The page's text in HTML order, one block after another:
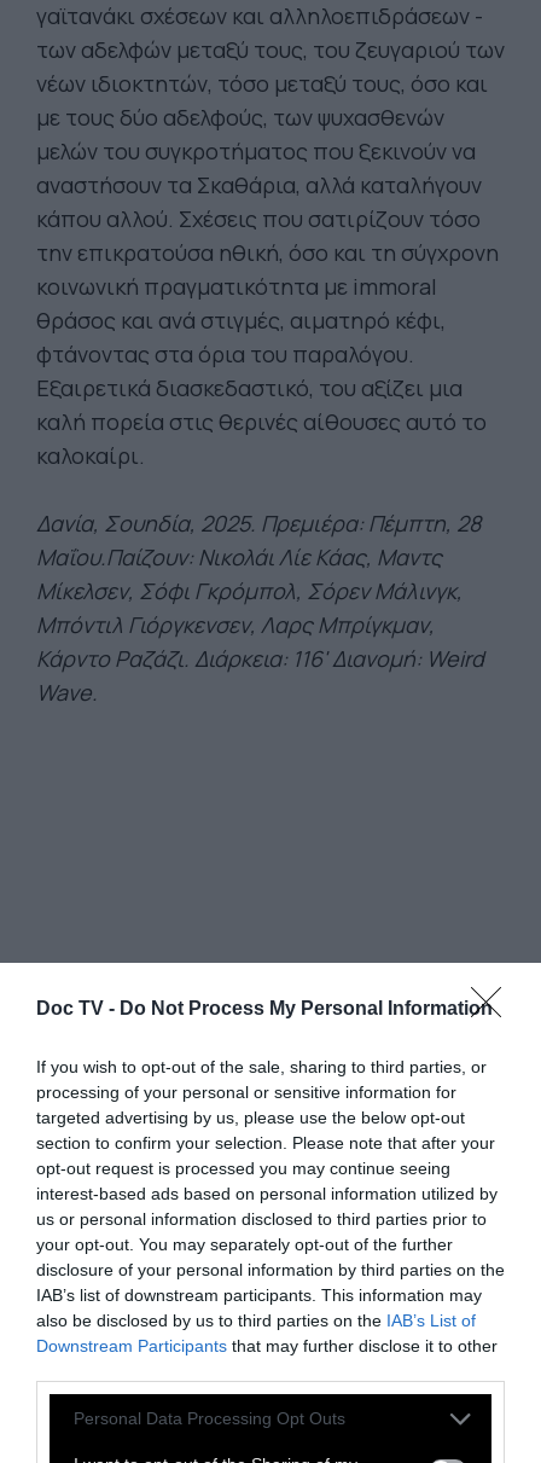
Doc TV - Do Not Process My Personal Information
If you wish to opt-out of the sale, sharing to third parties, or
processing of your personal or sensitive information for
targeted advertising by us, please use the below opt-out
section to confirm your selection. Please note that after your
opt-out request is processed you may continue seeing
interest-based ads based on personal information utilized by
us or personal information disclosed to third parties prior to
your opt-out. You may separately opt-out of the further
disclosure of your personal information by third parties on the
IAB’s list of downstream participants. This information may
also be disclosed by us to third parties on the IAB’s List of
Downstream Participants that may further disclose it to other
Personal Data Processing Opt Outs
γαϊτανάκι σχέσεων και αλληλοεπιδράσεων -
των αδελφών μεταξύ τους, του ζευγαριού των
νέων ιδιοκτητών, τόσο μεταξύ τους, όσο και
με τους δύο αδελφούς, των ψυχασθενών
μελών του συγκροτήματος που ξεκινούν να
αναστήσουν τα Σκαθάρια, αλλά καταλήγουν
κάπου αλλού. Σχέσεις που σατιρίζουν τόσο
την επικρατούσα ηθική, όσο και τη σύγχρονη
κοινωνική πραγματικότητα με immoral
θράσος και ανά στιγμές, αιματηρό κέφι,
φτάνοντας στα όρια του παραλόγου.
Εξαιρετικά διασκεδαστικό, του αξίζει μια
καλή πορεία στις θερινές αίθουσες αυτό το
καλοκαίρι.
Δανία, Σουηδία, 2025. Πρεμιέρα: Πέμπτη, 28
Μαΐου.Παίζουν: Νικολάι Λίε Κάας, Μαντς
Μίκελσεν, Σόφι Γκρόμπολ, Σόρεν Μάλινγκ,
Μπόντιλ Γιόργκενσεν, Λαρς Μπρίγκμαν,
Κάρντο Ραζάζι. Διάρκεια: 116' Διανομή: Weird
Wave.